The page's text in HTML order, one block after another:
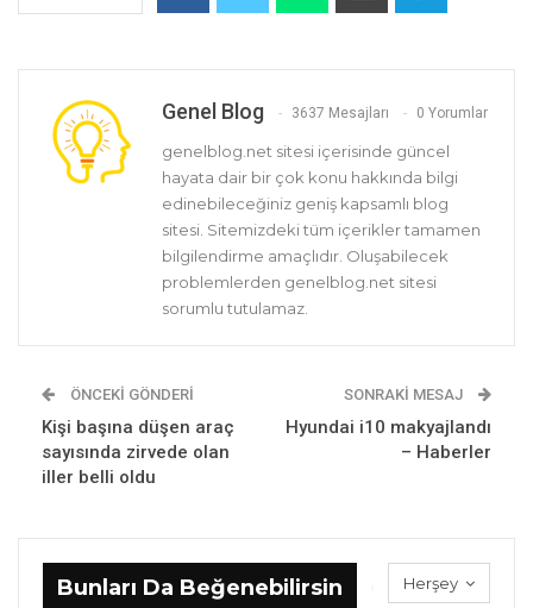
Genel Blog 3637 Mesajları 0 Yorumlar
genelblog.net sitesi içerisinde güncel
hayata dair bir çok konu hakkında bilgi
edinebileceğiniz geniş kapsamlı blog
sitesi. Sitemizdeki tüm içerikler tamamen
bilgilendirme amaçlıdır. Oluşabilecek
problemlerden genelblog.net sitesi
sorumlu tutulamaz.
ÖNCEKI GÖNDERI
Kişi başına düşen araç
sayısında zirvede olan
iller belli oldu
SONRAKI MESAJ
Hyundai i10 makyajlandı
– Haberler
Herşey
Bunları Da Beğenebilirsin